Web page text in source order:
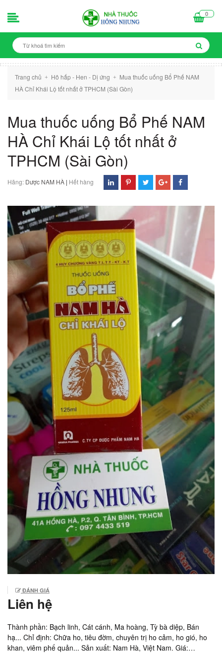
0
Trang chủ + Hô hấp - Hen - Dị ứng +
Mua thuốc uống Bổ Phế NAM
HÀ Chỉ Khái Lộ tốt nhất ở TPHCM (Sài Gòn)
Mua thuốc uống Bổ Phế NAM
HÀ Chỉ Khái Lộ tốt nhất ở
TPHCM (Sài Gòn)
Hãng: Dược NAM HÀ | Hết hàng
ĐÁNH GIÁ
Liên hệ
Thành phần: Bạch linh, Cát cánh, Ma hoàng, Tỳ bà diệp, Bán
hạ... Chỉ định: Chữa ho, tiêu đờm, chuyên trị ho cảm, ho gió, ho
khan, viêm phế quản... Sản xuất: Nam Hà, Việt Nam. Giá: